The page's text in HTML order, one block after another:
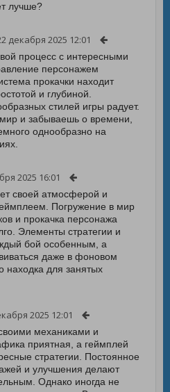
лучше?
декабря 2025 12:01
процесс с интересными
персонажем
прокачки находит
и глубиной.
стилей игры радует.
и забываешь о времени,
однообразно на
2025 16:01
своей атмосферой и
Погружение в мир
и прокачка персонажа
Элементы стратегии и
бой особенным, а
даже в фоновом
для занятых
2025 12:01
механиками и
приятная, а геймплей
стратегии. Постоянное
и улучшения делают
Однако иногда не